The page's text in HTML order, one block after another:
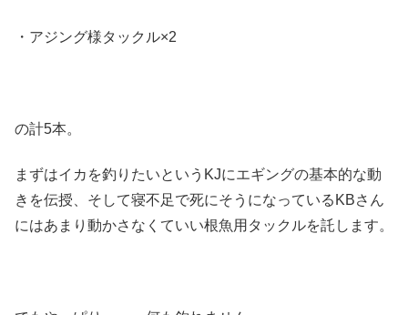
・アジング様タックル×2
の計5本。
まずはイカを釣りたいというKJにエギングの基本的な動
きを伝授、そして寝不足で死にそうになっているKBさん
にはあまり動かさなくていい根魚用タックルを託します。